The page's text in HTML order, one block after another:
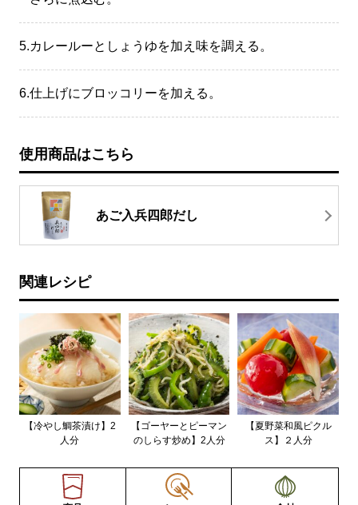
5.カレールーとしょうゆを加え味を調える。
6.仕上げにブロッコリーを加える。
使用商品はこちら
あご入兵四郎だし
関連レシピ
【冷やし鯛茶漬け】2
人分
【ゴーヤーとピーマン
のしらす炒め】2人分
【夏野菜和風ピクル
ス】２人分